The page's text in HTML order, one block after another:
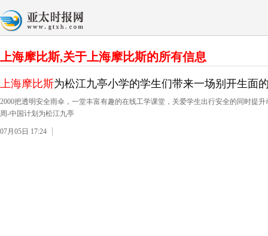
上海摩比斯,关于上海摩比斯的所有信息
上海摩比斯为松江九亭小学的学生们带来一场别开生面
2000把透明安全雨伞，一堂丰富有趣的在线工学课堂，关爱学生出行安全的同时提
周-中国计划为松江九亭
07月05日 17:24